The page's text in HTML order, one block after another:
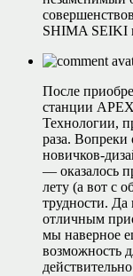
SHIMA
После
станции
Технологии,
раза. Вопреки
новичков-
— оказалось
лету (а вот с
трудности. Да
отличным
мы наверное
возможность